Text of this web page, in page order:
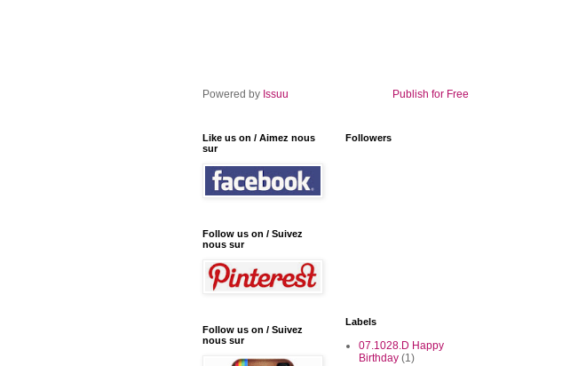
Powered by Issuu Publish for Free
Like us on / Aimez nous
sur
Follow us on / Suivez
nous sur
Follow us on / Suivez
nous sur
Followers
Labels
07.1028.D Happy
Birthday (1)